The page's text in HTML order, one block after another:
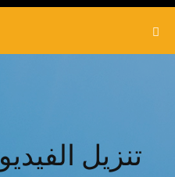
Cnet free 4k تنزيل الفيديو